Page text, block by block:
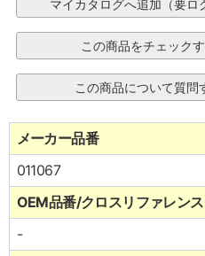
メーカー品番
011067
OEM品番/クロスリファレンス
-